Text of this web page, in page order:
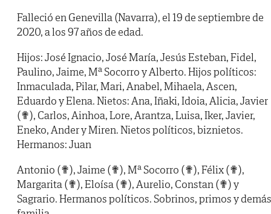
Falleció en Genevilla (Navarra), el 19 de septiembre de
2020, a los 97 años de edad.
Hijos: José Ignacio, José María, Jesús Esteban, Fidel,
Paulino, Jaime, Mª Socorro y Alberto. Hijos políticos:
Inmaculada, Pilar, Mari, Anabel, Mihaela, Ascen,
Eduardo y Elena. Nietos: Ana, Iñaki, Idoia, Alicia, Javier
(✟), Carlos, Ainhoa, Lore, Arantza, Luisa, Iker, Javier,
Eneko, Ander y Miren. Nietos políticos, biznietos.
Hermanos: Juan
Antonio (✟), Jaime (✟), Mª Socorro (✟), Félix (✟),
Margarita (✟), Eloísa (✟), Aurelio, Constan (✟) y
Sagrario. Hermanos políticos. Sobrinos, primos y demás